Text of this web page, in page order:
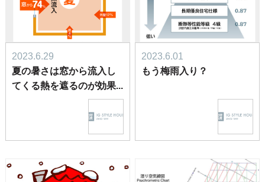
2023.6.29
夏の暑さは窓から流入し
てくる熱を遮るのが効果...
2023.6.01
もう梅雨入り？